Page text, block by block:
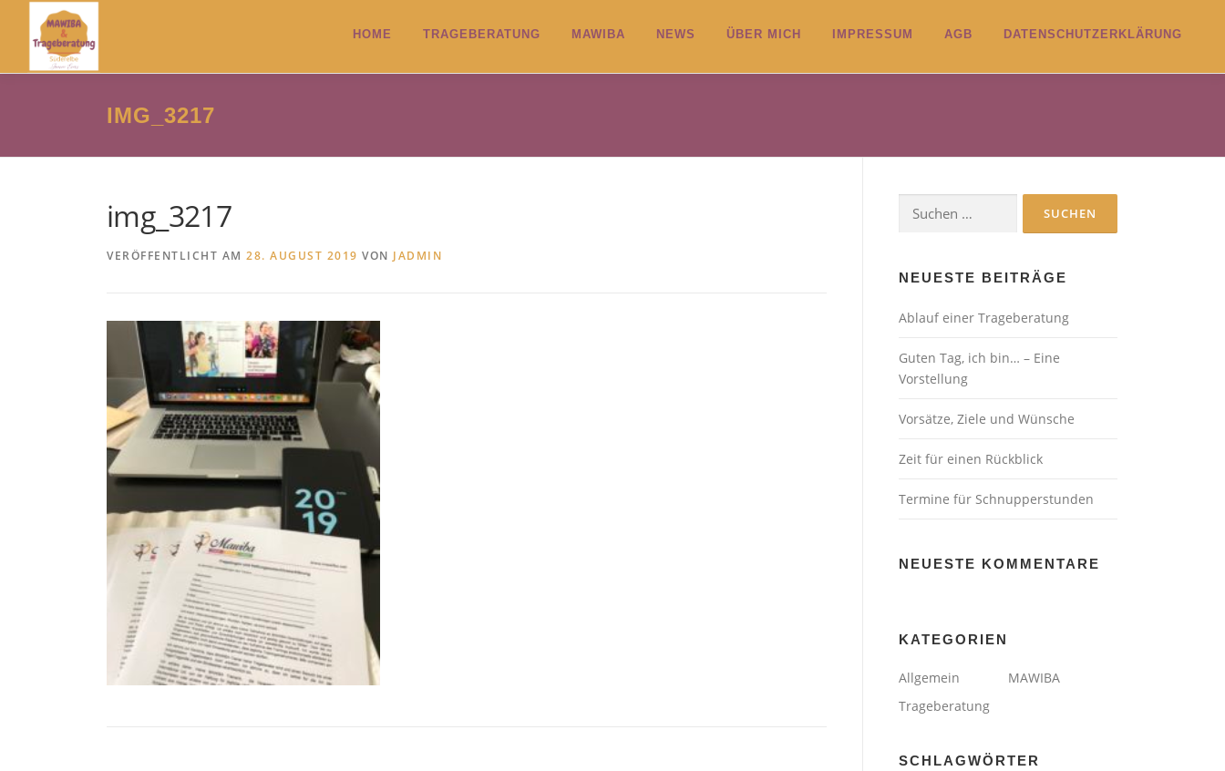
springen
HOME TRAGEBERATUNG MAWIBA NEWS ÜBER MICH IMPRESSUM AGB DATENSCHUTZERKLÄRUNG
IMG_3217
img_3217
VERÖFFENTLICHT AM 28. AUGUST 2019 VON JADMIN
Suchen
nach:
NEUESTE BEITRÄGE
Ablauf einer Trageberatung
Guten Tag, ich bin… – Eine
Vorstellung
Vorsätze, Ziele und Wünsche
Zeit für einen Rückblick
Termine für Schnupperstunden
NEUESTE KOMMENTARE
KATEGORIEN
Allgemein
MAWIBA
Trageberatung
SCHLAGWÖRTER